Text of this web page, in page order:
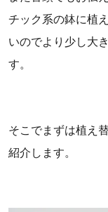
チック系の鉢に植
いのでより少し大
す。
そこでまずは植え
紹介します。